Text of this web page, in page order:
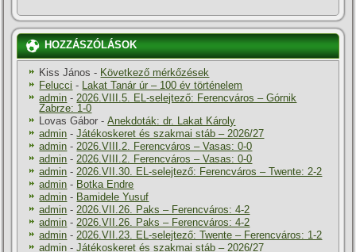
HOZZÁSZÓLÁSOK
Kiss János - Következő mérkőzések
Felucci - Lakat Tanár úr – 100 év történelem
admin - 2026.VIII.5. EL-selejtező: Ferencváros – Górnik
Zabrze: 1-0
Lovas Gábor -Anekdoták: dr. Lakat Károly
admin -Játékoskeret és szakmai stáb – 2026/27
admin - 2026.VIII.2. Ferencváros – Vasas: 0-0
admin - 2026.VIII.2. Ferencváros – Vasas: 0-0
admin - 2026.VII.30. EL-selejtező: Ferencváros – Twente: 2-2
admin - Botka Endre
admin - Bamidele Yusuf
admin - 2026.VII.26. Paks – Ferencváros: 4-2
admin - 2026.VII.26. Paks – Ferencváros: 4-2
admin - 2026.VII.23. EL-selejtező: Twente – Ferencváros: 1-2
admin -Játékoskeret és szakmai stáb – 2026/27